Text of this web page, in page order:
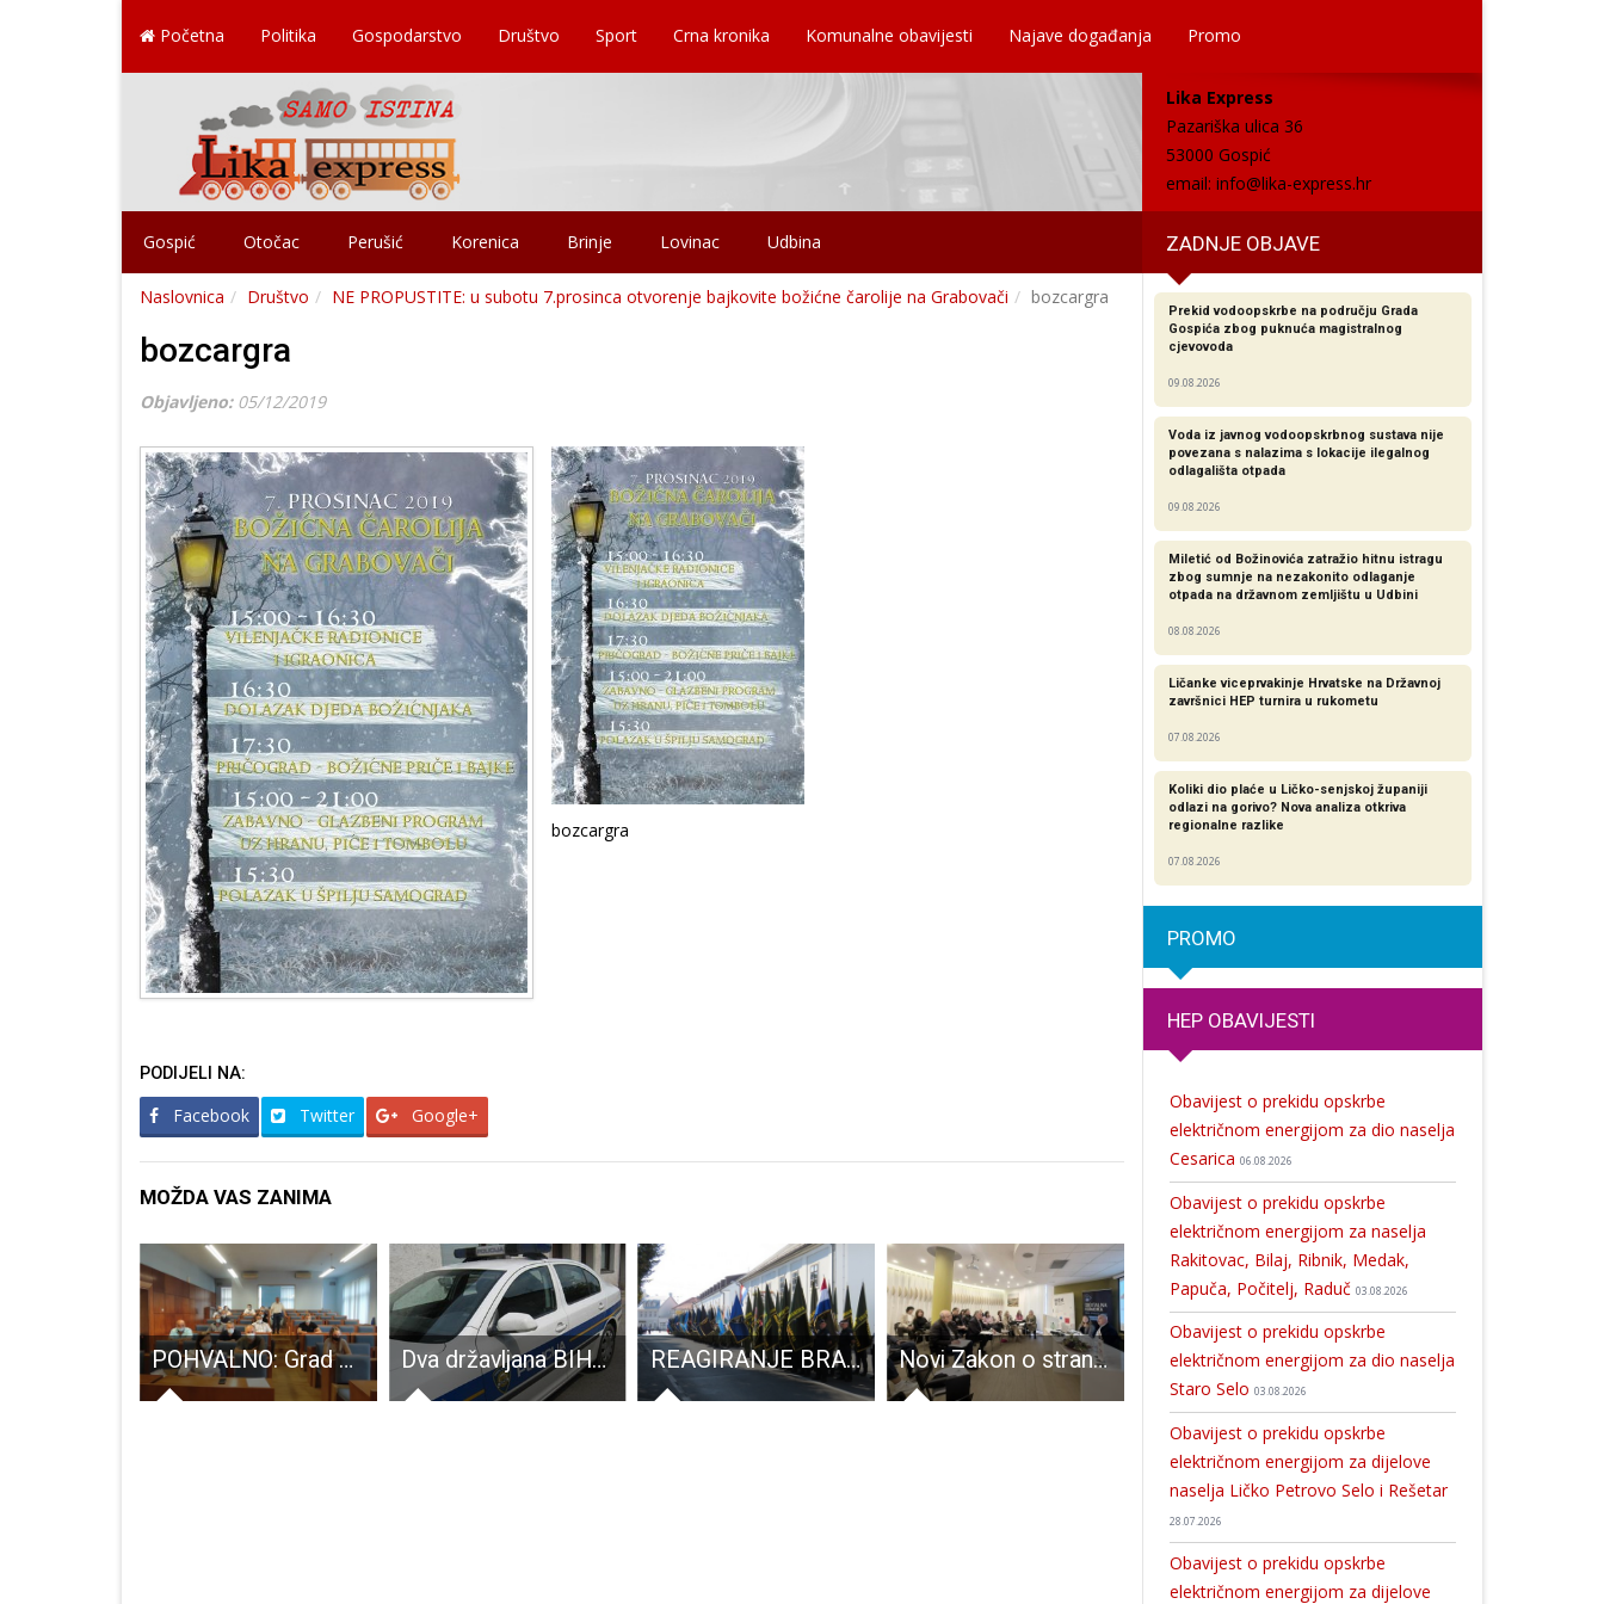
Početna Politika Gospodarstvo Društvo Sport Crna kronika Komunalne obavijesti Najave događanja Promo
Lika Express
Pazariška ulica 36
53000 Gospić
email: info@lika-express.hr
Gospić Otočac Perušić Korenica Brinje Lovinac Udbina ZADNJE OBJAVE
Naslovnica Društvo NE PROPUSTITE: u subotu 7.prosinca otvorenje bajkovite božićne čarolije na Grabovači bozcargra
bozcargra
Objavljeno: 05/12/2019
bozcargra
PODIJELI NA:
Facebook Twitter Google+
MOŽDA VAS ZANIMA
POHVALNO: Grad Gospić sa skoro 300,000 kuna potpora danas pomogao razvoj poljoprivrede Dva državljana BIH-a uhićeni zbog protuzakonitog boravka u Hrvatskoj i “šverca ljudima” REAGIRANJE BRANITELJSKIH UDRUGA NA IZJAVE VIJEĆNIKA SKUPŠTINE LSŽ I NAČELNIKA OPĆINE BRINJE ZLATKA FUMIĆA Novi Zakon o strancima u fokusu seminara za poslodavce u Otočcu Od danas u Hrvatskoj elektronički nadzor osuđenika
Prekid vodoopskrbe na području Grada
Gospića zbog puknuća magistralnog
cjevovoda
09.08.2026
Voda iz javnog vodoopskrbnog sustava nije
povezana s nalazima s lokacije ilegalnog
odlagališta otpada
09.08.2026
Miletić od Božinovića zatražio hitnu istragu
zbog sumnje na nezakonito odlaganje
otpada na državnom zemljištu u Udbini
08.08.2026
Ličanke viceprvakinje Hrvatske na Državnoj
završnici HEP turnira u rukometu
07.08.2026
Koliki dio plaće u Ličko-senjskoj županiji
odlazi na gorivo? Nova analiza otkriva
regionalne razlike​
07.08.2026
PROMO
HEP OBAVIJESTI
Obavijest o prekidu opskrbe
električnom energijom za dio naselja
Cesarica 06.08.2026
Obavijest o prekidu opskrbe
električnom energijom za naselja
Rakitovac, Bilaj, Ribnik, Medak,
Papuča, Počitelj, Raduč 03.08.2026
Obavijest o prekidu opskrbe
električnom energijom za dio naselja
Staro Selo 03.08.2026
Obavijest o prekidu opskrbe
električnom energijom za dijelove
naselja Ličko Petrovo Selo i Rešetar
28.07.2026
Obavijest o prekidu opskrbe
električnom energijom za dijelove